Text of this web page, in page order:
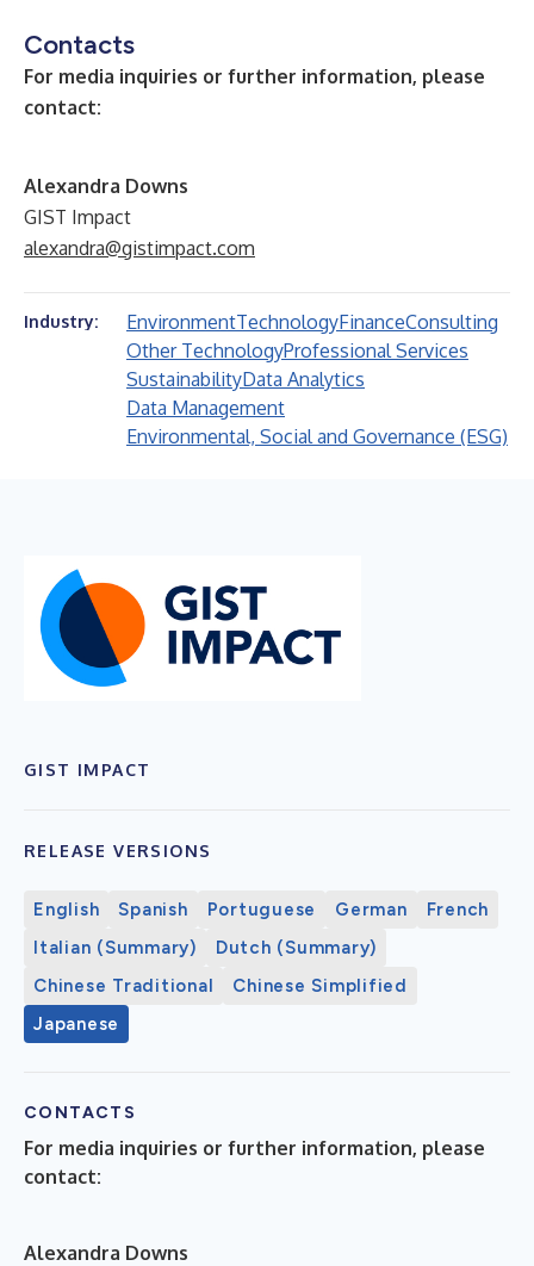
Contacts
For media inquiries or further information, please
contact:
Alexandra Downs
GIST Impact
alexandra@gistimpact.com
Industry: EnvironmentTechnologyFinanceConsulting
Other TechnologyProfessional Services
SustainabilityData Analytics
Data Management
Environmental, Social and Governance (ESG)
GIST IMPACT
RELEASE VERSIONS
English Spanish Portuguese German
French
Italian (Summary)
Dutch (Summary)
Chinese Traditional
Chinese Simplified
Japanese
CONTACTS
For media inquiries or further information, please
contact:
Alexandra Downs